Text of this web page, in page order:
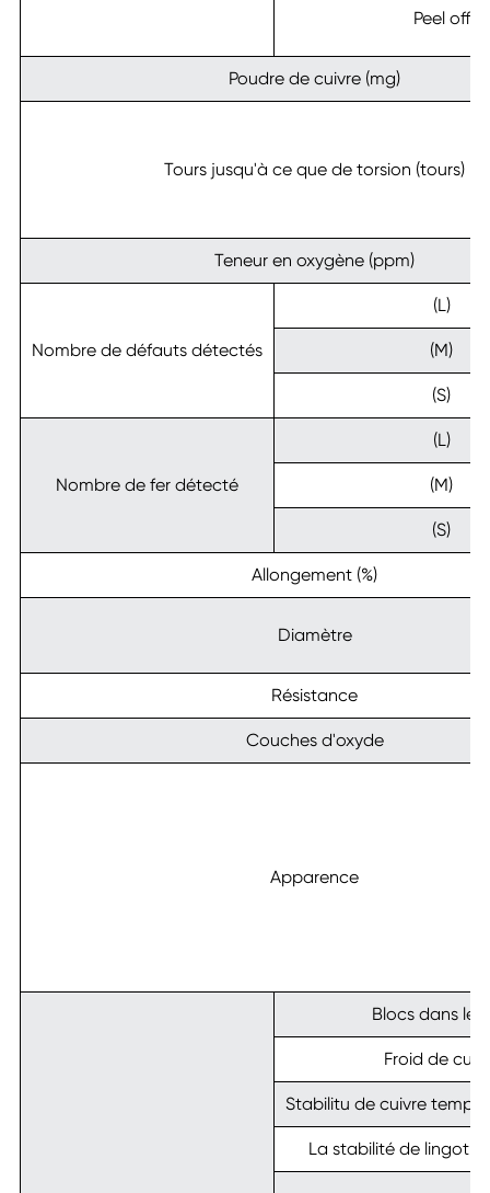
Peel off
Poudre de cuivre (mg)
Tours jusqu'à ce que de torsion (tours)
Teneur en oxygène (ppm)
Nombre de défauts détectés
(L)
(M)
(S)
Nombre de fer détecté
(L)
(M)
(S)
Allongement (%)
Diamètre
Résistance
Couches d'oxyde
Apparence
Blocs dans le
Froid de
Stabilitu de cuivre
La stabilité de lingot